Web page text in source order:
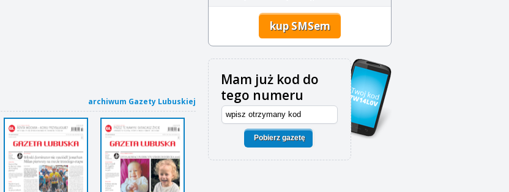
kup SMSem
Mam już kod do
tego numeru
Pobierz gazetę
archiwum Gazety Lubuskiej